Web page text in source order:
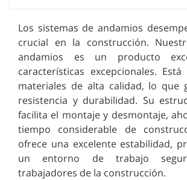
Los sistemas de andamios
crucial en la construcción.
andamios es un producto
características excepcionales.
materiales de alta calidad, lo que
resistencia y durabilidad. Su
facilita el montaje y desmontaje,
tiempo considerable de
ofrece una excelente estabilidad,
un entorno de trabajo
trabajadores de la construcción.